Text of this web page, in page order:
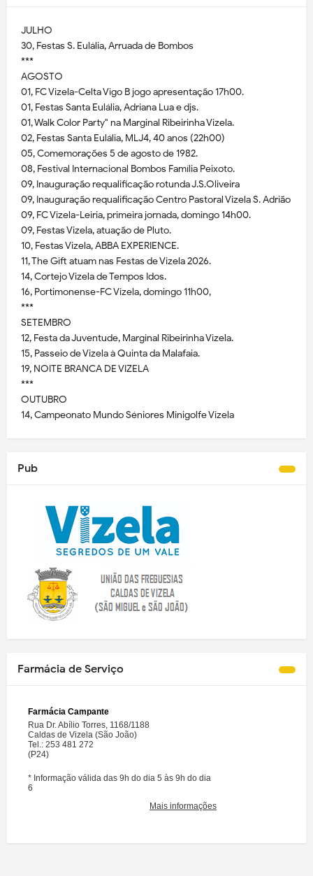
JULHO
30, Festas S. Eulália, Arruada de Bombos
***
AGOSTO
01, FC Vizela-Celta Vigo B jogo apresentação 17h00.
01, Festas Santa Eulália, Adriana Lua e djs.
01, Walk Color Party" na Marginal Ribeirinha Vizela.
02, Festas Santa Eulália, MLJ4, 40 anos (22h00)
05, Comemorações 5 de agosto de 1982.
08, Festival Internacional Bombos Família Peixoto.
09, Inauguração requalificação rotunda J.S.Oliveira
09, Inauguração requalificação Centro Pastoral Vizela S. Adrião
09, FC Vizela-Leiria, primeira jornada, domingo 14h00.
09, Festas Vizela, atuação de Pluto.
10, Festas Vizela, ABBA EXPERIENCE.
11, The Gift atuam nas Festas de Vizela 2026.
14, Cortejo Vizela de Tempos Idos.
16, Portimonense-FC Vizela, domingo 11h00,
***
SETEMBRO
12, Festa da Juventude, Marginal Ribeirinha Vizela.
15, Passeio de Vizela à Quinta da Malafaia.
19, NOITE BRANCA DE VIZELA
***
OUTUBRO
14, Campeonato Mundo Séniores Minigolfe Vizela
Pub
Farmácia de Serviço